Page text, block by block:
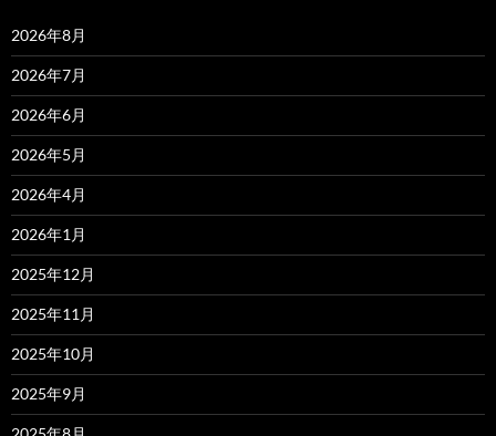
2026年8月
2026年7月
2026年6月
2026年5月
2026年4月
2026年1月
2025年12月
2025年11月
2025年10月
2025年9月